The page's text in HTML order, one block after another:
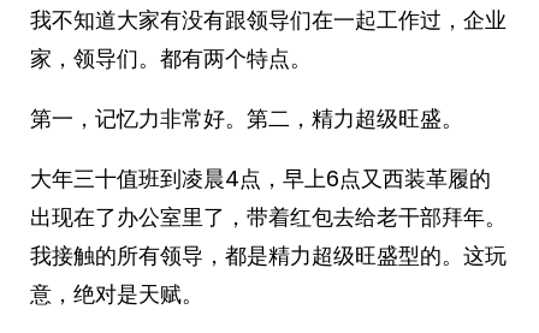
我不知道大家有没有跟领导们在一起工作过，企业
家，领导们。都有两个特点。
第一，记忆力非常好。第二，精力超级旺盛。
大年三十值班到凌晨4点，早上6点又西装革履的
出现在了办公室里了，带着红包去给老干部拜年。
我接触的所有领导，都是精力超级旺盛型的。这玩
意，绝对是天赋。